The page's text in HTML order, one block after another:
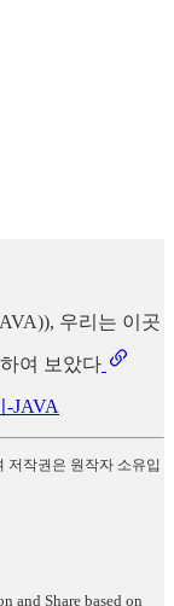
우리는 이곳
여 보았다
-JAVA
저작권은 원작자 소유입
and Share based on